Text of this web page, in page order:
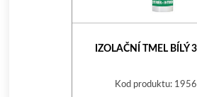
IZOLAČNÍ TMEL BÍLÝ
Kod produktu: